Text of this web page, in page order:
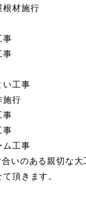
根材施行
事
事
い工事
施行
事
事
ム工事
いのある親切な大
頂きます。